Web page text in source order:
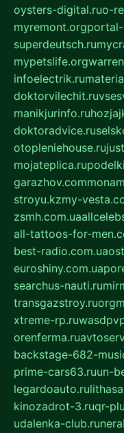
oysters-digital.ruo-
myremont.org
superdeutsch.ru
mypetslife.org
infoelectrik.ru
doktorvilechit.ru
manikjurinfo.ru
doktoradvice.ru
otopleniehouse.ru
mojateplica.ru
garazhov.com
stroyu.kzmy-
zsmh.com.ua
all-tattoos-for-
best-radio.com.ua
euroshiny.com.ua
searchus-nauti.ru
transgazstroy.ru
xtreme-rp.ru
orenferma.ru
backstage-682-
prime-cars63.ruun-
legardoauto.ru
kinozadrot-3.ruqr-
udalenka-club.ru